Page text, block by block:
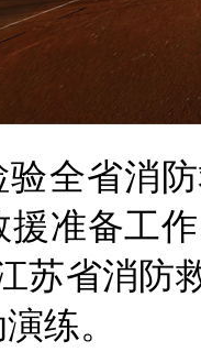
验全省消
援准备工
苏省消防
练。